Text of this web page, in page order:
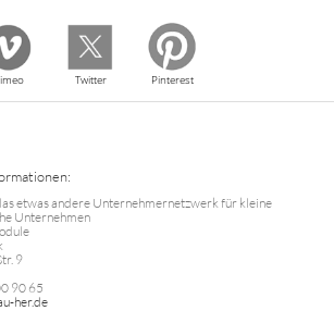
Twitter Pinterest
etwas andere Unternehmernetzwerk für kleine
Unternehmen
9
90 65
her.de